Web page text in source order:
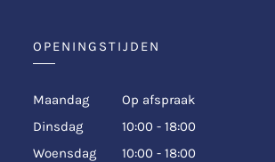
OPENINGSTIJDEN
Maandag
Op afspraak
Dinsdag
10:00 - 18:00
Woensdag
10:00 - 18:00